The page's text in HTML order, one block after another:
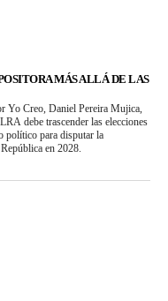
MÁS ALLÁ DE LAS
Yo Creo, Daniel Pereira Mujica,
debe trascender las elecciones
político para disputar la
en 2028.